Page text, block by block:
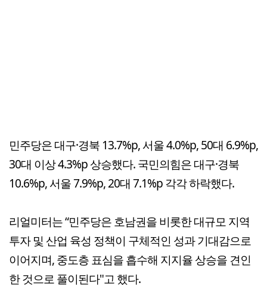
민주당은 대구·경북 13.7%p, 서울 4.0%p, 50대 6.9%p,
30대 이상 4.3%p 상승했다. 국민의힘은 대구·경북
10.6%p, 서울 7.9%p, 20대 7.1%p 각각 하락했다.
리얼미터는 “민주당은 호남권을 비롯한 대규모 지역
투자 및 산업 육성 정책이 구체적인 성과 기대감으로
이어지며, 중도층 표심을 흡수해 지지율 상승을 견인
한 것으로 풀이된다"고 했다.